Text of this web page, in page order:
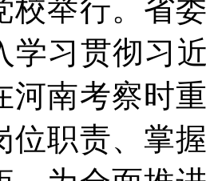
校举行。省
学习贯彻习
河南考察时
位职责、掌